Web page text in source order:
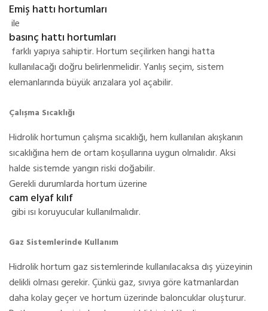
Emiş hattı hortumları
ile
basınç hattı hortumları
farklı yapıya sahiptir. Hortum seçilirken hangi hatta
kullanılacağı doğru belirlenmelidir. Yanlış seçim, sistem
elemanlarında büyük arızalara yol açabilir.
Çalışma Sıcaklığı
Hidrolik hortumun çalışma sıcaklığı, hem kullanılan akışkanın
sıcaklığına hem de ortam koşullarına uygun olmalıdır. Aksi
halde sistemde yangın riski doğabilir.
Gerekli durumlarda hortum üzerine
cam elyaf kılıf
gibi ısı koruyucular kullanılmalıdır.
Gaz Sistemlerinde Kullanım
Hidrolik hortum gaz sistemlerinde kullanılacaksa dış yüzeyinin
delikli olması gerekir. Çünkü gaz, sıvıya göre katmanlardan
daha kolay geçer ve hortum üzerinde baloncuklar oluşturur.